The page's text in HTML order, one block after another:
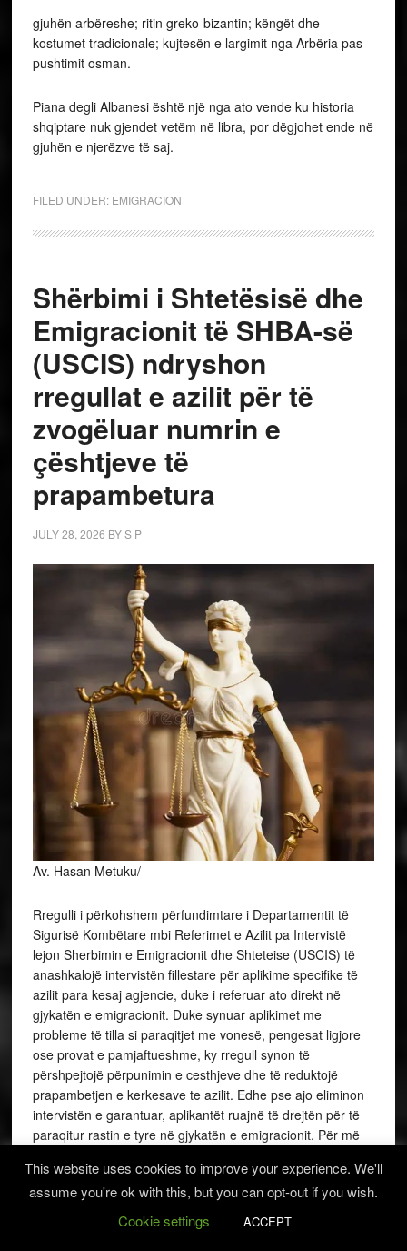
gjuhën arbëreshe; ritin greko-bizantin; këngët dhe
kostumet tradicionale; kujtesën e largimit nga Arbëria pas
pushtimit osman.
Piana degli Albanesi është një nga ato vende ku historia
shqiptare nuk gjendet vetëm në libra, por dëgjohet ende në
gjuhën e njerëzve të saj.
FILED UNDER: EMIGRACION
Shërbimi i Shtetësisë dhe
Emigracionit të SHBA-së
(USCIS) ndryshon
rregullat e azilit për të
zvogëluar numrin e
çështjeve të
prapambetura
JULY 28, 2026 BYS P
Av. Hasan Metuku/
Rregulli i përkohshem përfundimtare i Departamentit të
Sigurisë Kombëtare mbi Referimet e Azilit pa Intervistë
lejon Sherbimin e Emigracionit dhe Shteteise (USCIS) të
anashkalojë intervistën fillestare për aplikime specifike të
azilit para kesaj agjencie, duke i referuar ato direkt në
gjykatën e emigracionit. Duke synuar aplikimet me
probleme të tilla si paraqitjet me vonesë, pengesat ligjore
ose provat e pamjaftueshme, ky rregull synon të
përshpejtojë përpunimin e cesthjeve dhe të reduktojë
prapambetjen e kerkesave te azilit. Edhe pse ajo eliminon
intervistën e garantuar, aplikantët ruajnë të drejtën për të
paraqitur rastin e tyre në gjykatën e emigracionit. Për më
Register).
Si Ndikon Ndryshimi i Rregullit të USCIS kerkesat e
This website uses cookies to improve your experience. We'll
assume you're ok with this, but you can opt-out if you wish.
Cookie settings
ACCEPT